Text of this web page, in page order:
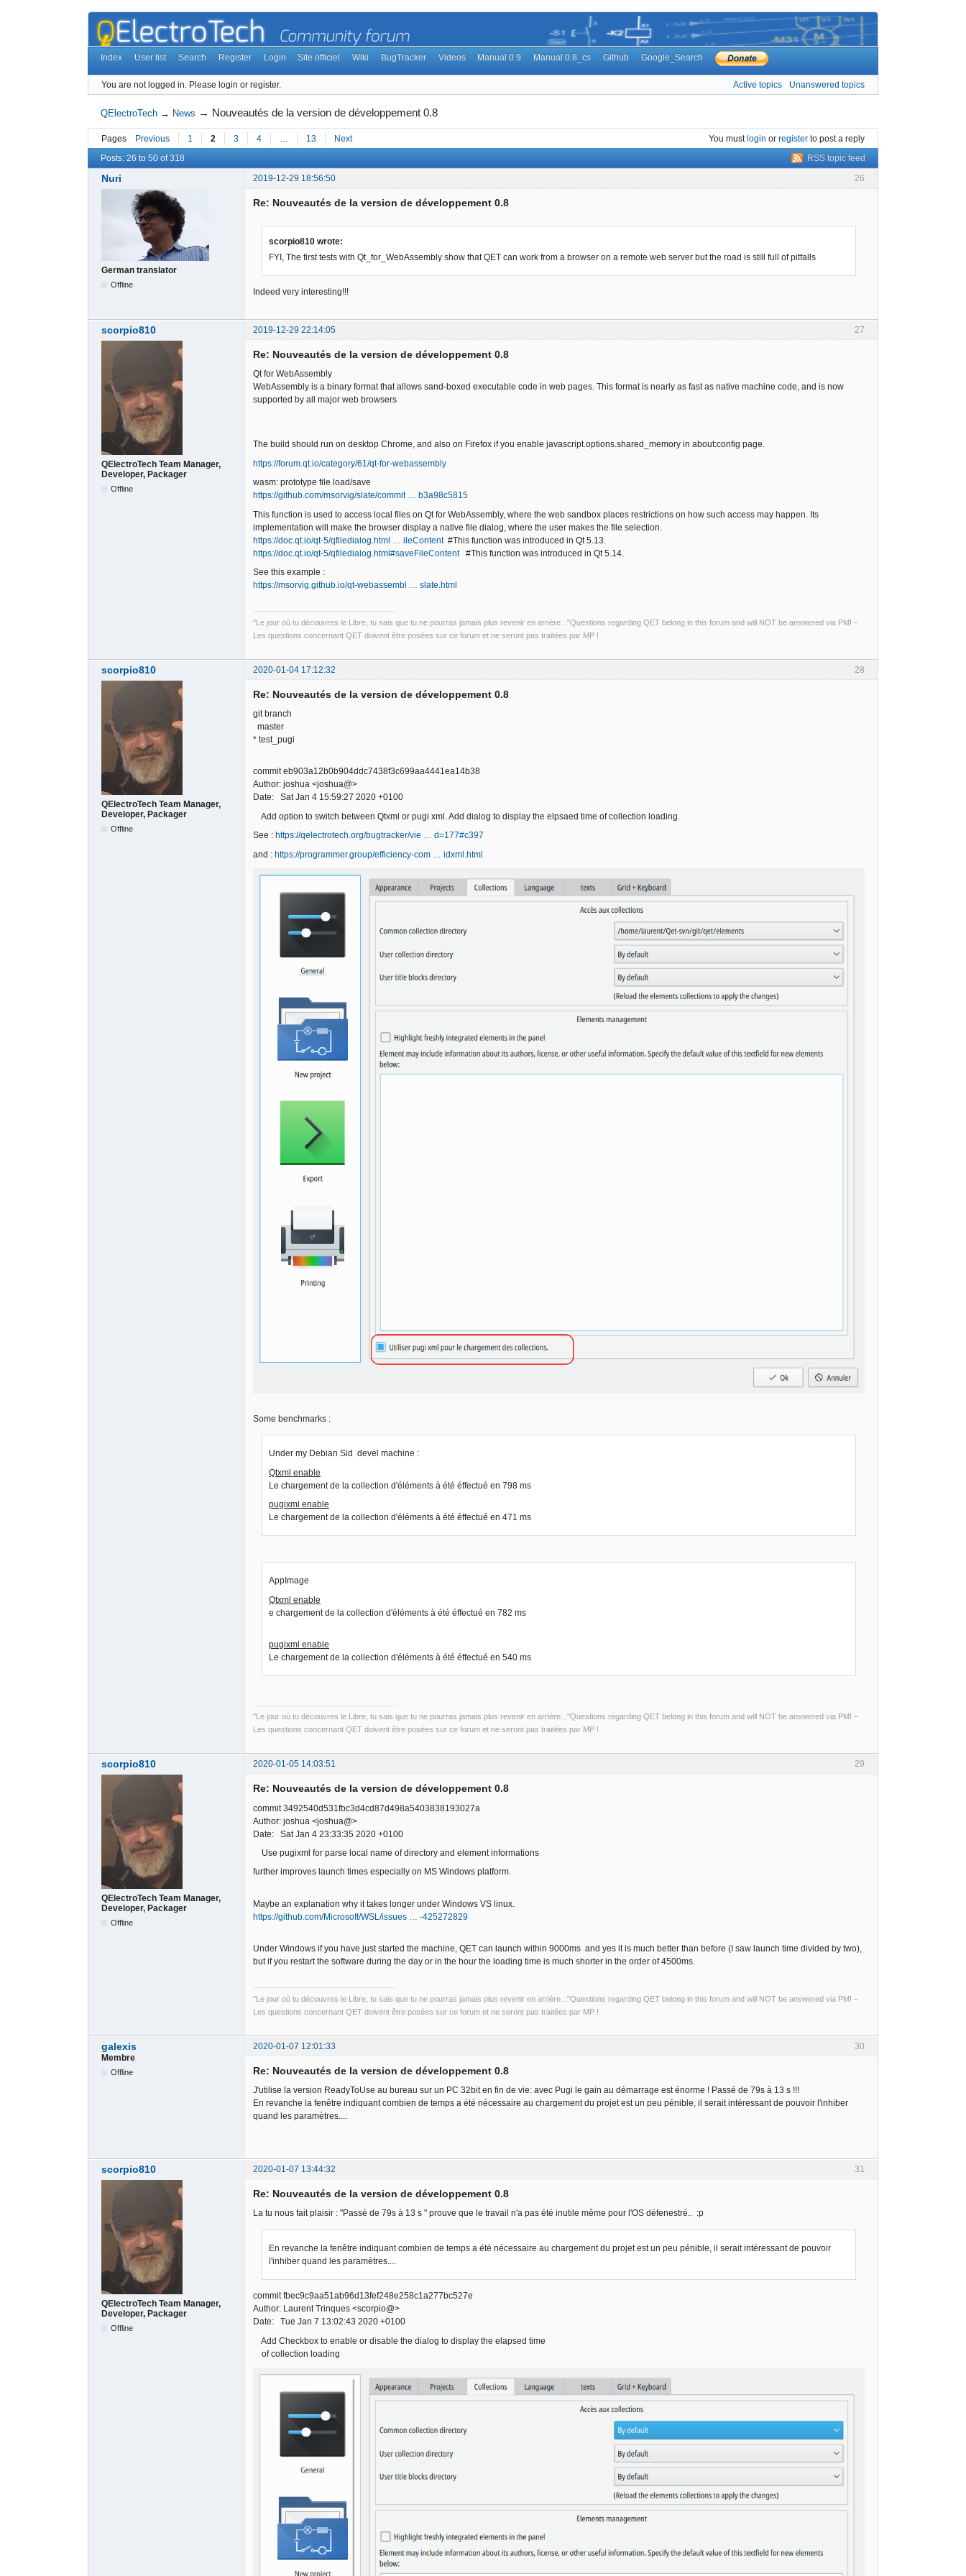
Index User list Search Register Login Site officiel Wiki BugTracker Videos Manual 0.9 Manual 0.8_cs Github Google_Search
You are not logged in. Please login or register. Active topics Unanswered topics
QElectroTech → News → Nouveautés de la version de développement 0.8
Pages Previous 1 2 3 4 13 Next You mustlogin or register to post a reply
RSS topic feed
Posts: 26 to 50 of 318
26
Nuri 2019-12-29 18:56:50
German translator
Offline
Re: Nouveautés de la version de développement 0.8
scorpio810 wrote:
FYI, The first tests with Qt_for_WebAssembly show that QET can work from a browser on a remote web server but the road is still full of pitfalls
Indeed very interesting!!!
27
scorpio810 2019-12-29 22:14:05
QElectroTech Team Manager,
Developer, Packager
Offline
Re: Nouveautés de la version de développement 0.8
Qt for WebAssembly
WebAssembly is a binary format that allows sand-boxed executable code in web pages. This format is nearly as fast as native machine code, and is now
supported by all major web browsers
The build should run on desktop Chrome, and also on Firefox if you enable javascript.options.shared_memory in about:config page.
https://forum.qt.io/category/61/qt-for-webassembly
wasm: prototype file load/save
https://github.com/msorvig/slate/commit … b3a98c5815
This function is used to access local files on Qt for WebAssembly, where the web sandbox places restrictions on how such access may happen. Its
implementation will make the browser display a native file dialog, where the user makes the file selection.
https://doc.qt.io/qt-5/qfiledialog.html … ileContent#This function was introduced in Qt 5.13.
https://doc.qt.io/qt-5/qfiledialog.html#saveFileContent#This function was introduced in Qt 5.14.
See this example :
https://msorvig.github.io/qt-webassembl … slate.html
"Le jour où tu découvres le Libre, tu sais que tu ne pourras jamais plus revenir en arrière..."Questions regarding QET belong in this forum and will NOT be answered via PM! –
Les questions concernant QET doivent être posées sur ce forum et ne seront pas traitées par MP !
28
scorpio810 2020-01-04 17:12:32
QElectroTech Team Manager,
Developer, Packager
Offline
Re: Nouveautés de la version de développement 0.8
git branch
master
* test_pugi
commit eb903a12b0b904ddc7438f3c699aa4441ea14b38
Author: joshua <joshua@>
Date: Sat Jan 4 15:59:27 2020 +0100
Add option to switch between Qtxml or pugi xml. Add dialog to display the elpsaed time of collection loading.
See : https://qelectrotech.org/bugtracker/vie … d=177#c397
and : https://programmer.group/efficiency-com … idxml.html
Some benchmarks :
Under my Debian Sid devel machine :
Qtxml enable
Le chargement de la collection d'éléments à été éffectué en 798 ms
pugixml enable
Le chargement de la collection d'éléments à été éffectué en 471 ms
AppImage
Qtxml enable
e chargement de la collection d'éléments à été éffectué en 782 ms
pugixml enable
Le chargement de la collection d'éléments à été éffectué en 540 ms
"Le jour où tu découvres le Libre, tu sais que tu ne pourras jamais plus revenir en arrière..."Questions regarding QET belong in this forum and will NOT be answered via PM! –
Les questions concernant QET doivent être posées sur ce forum et ne seront pas traitées par MP !
29
scorpio810 2020-01-05 14:03:51
QElectroTech Team Manager,
Developer, Packager
Offline
Re: Nouveautés de la version de développement 0.8
commit 3492540d531fbc3d4cd87d498a5403838193027a
Author: joshua <joshua@>
Date: Sat Jan 4 23:33:35 2020 +0100
Use pugixml for parse local name of directory and element informations
further improves launch times especially on MS Windows platform.
Maybe an explanation why it takes longer under Windows VS linux.
https://github.com/Microsoft/WSL/issues … -425272829
Under Windows if you have just started the machine, QET can launch within 9000ms and yes it is much better than before (I saw launch time divided by two),
but if you restart the software during the day or in the hour the loading time is much shorter in the order of 4500ms.
"Le jour où tu découvres le Libre, tu sais que tu ne pourras jamais plus revenir en arrière..."Questions regarding QET belong in this forum and will NOT be answered via PM! –
Les questions concernant QET doivent être posées sur ce forum et ne seront pas traitées par MP !
30
galexis
2020-01-07 12:01:33
Membre
Offline Re: Nouveautés de la version de développement 0.8
J'utilise la version ReadyToUse au bureau sur un PC 32bit en fin de vie: avec Pugi le gain au démarrage est énorme ! Passé de 79s à 13 s !!!
En revanche la fenêtre indiquant combien de temps a été nécessaire au chargement du projet est un peu pénible, il serait intéressant de pouvoir l'inhiber
quand les paramètres....
31
scorpio810 2020-01-07 13:44:32
QElectroTech Team Manager,
Developer, Packager
Offline
Re: Nouveautés de la version de développement 0.8
La tu nous fait plaisir : "Passé de 79s à 13 s " prouve que le travail n'a pas été inutile même pour l'OS défenestré.. :p
En revanche la fenêtre indiquant combien de temps a été nécessaire au chargement du projet est un peu pénible, il serait intéressant de pouvoir
l'inhiber quand les paramètres....
commit fbec9c9aa51ab96d13fef248e258c1a277bc527e
Author: Laurent Trinques <scorpio@>
Date: Tue Jan 7 13:02:43 2020 +0100
Add Checkbox to enable or disable the dialog to display the elapsed time
of collection loading